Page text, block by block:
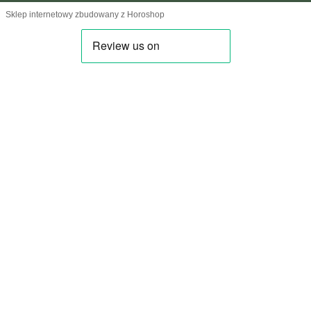
Sklep internetowy zbudowany z Horoshop